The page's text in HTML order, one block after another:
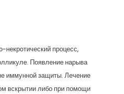
некротический процесс,
Появление нарыва
иммунной защиты. Лечение
вскрытии либо при помощи